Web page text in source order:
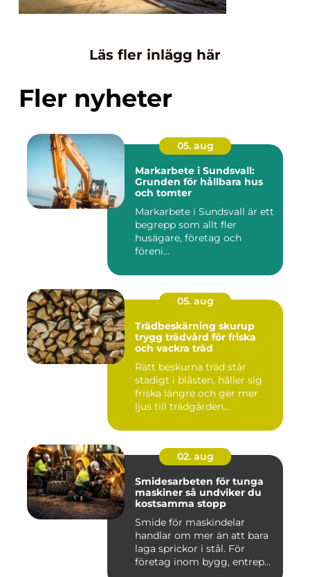
Läs fler inlägg här
Fler nyheter
05. aug
Markarbete i Sundsvall:
Grunden för hållbara hus
och tomter
Markarbete i Sundsvall är ett
begrepp som allt fler
husägare, företag och
föreni...
05. aug
Trädbeskärning skurup
trygg trädvård för friska
och vackra träd
Rätt beskurna träd står
stadigt i blåsten, håller sig
friska längre och ger mer
ljus till trädgården...
02. aug
Smidesarbeten för tunga
maskiner så undviker du
kostsamma stopp
Smide för maskindelar
handlar om mer än att bara
laga sprickor i stål. För
företag inom bygg, entrep...